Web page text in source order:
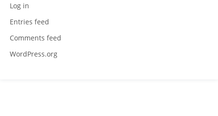
Log in
Entries feed
Comments feed
WordPress.org